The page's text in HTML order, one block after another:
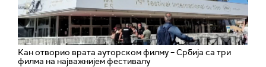
Кан отворио врата ауторском филму – Србија са три
филма на најважнијем фестивалу